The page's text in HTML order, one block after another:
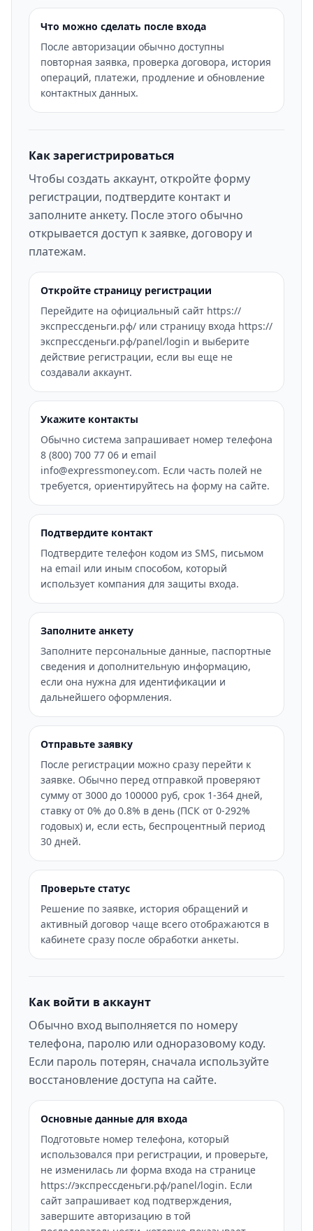
Что можно сделать после входа
После авторизации обычно доступны
повторная заявка, проверка договора, история
операций, платежи, продление и обновление
контактных данных.
Как зарегистрироваться
Чтобы создать аккаунт, откройте форму
регистрации, подтвердите контакт и
заполните анкету. После этого обычно
открывается доступ к заявке, договору и
платежам.
Откройте страницу регистрации
Перейдите на официальный сайт https://
экспрессденьги.рф/ или страницу входа https://
экспрессденьги.рф/panel/login и выберите
действие регистрации, если вы еще не
создавали аккаунт.
Укажите контакты
Обычно система запрашивает номер телефона
8 (800) 700 77 06 и email
info@expressmoney.com. Если часть полей не
требуется, ориентируйтесь на форму на сайте.
Подтвердите контакт
Подтвердите телефон кодом из SMS, письмом
на email или иным способом, который
использует компания для защиты входа.
Заполните анкету
Заполните персональные данные, паспортные
сведения и дополнительную информацию,
если она нужна для идентификации и
дальнейшего оформления.
Отправьте заявку
После регистрации можно сразу перейти к
заявке. Обычно перед отправкой проверяют
сумму от 3000 до 100000 руб, срок 1-364 дней,
ставку от 0% до 0.8% в день (ПСК от 0-292%
годовых) и, если есть, беспроцентный период
30 дней.
Проверьте статус
Решение по заявке, история обращений и
активный договор чаще всего отображаются в
кабинете сразу после обработки анкеты.
Как войти в аккаунт
Обычно вход выполняется по номеру
телефона, паролю или одноразовому коду.
Если пароль потерян, сначала используйте
восстановление доступа на сайте.
Основные данные для входа
Подготовьте номер телефона, который
использовался при регистрации, и проверьте,
не изменилась ли форма входа на странице
https://экспрессденьги.рф/panel/login. Если
сайт запрашивает код подтверждения,
завершите авторизацию в той